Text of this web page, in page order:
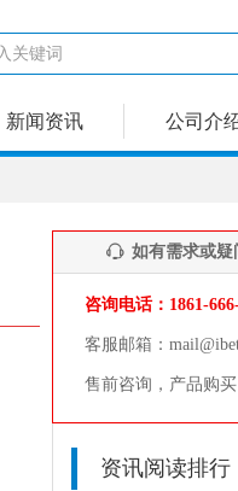
新闻资讯 公司介
资讯阅读排行
ꁱ 如有需求或疑
咨询电话：1861-
客服邮箱：
售前咨询，产品购